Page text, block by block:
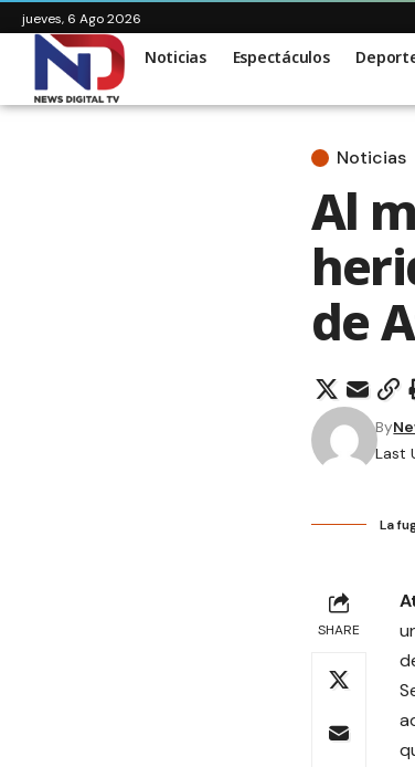
jueves, 6 Ago 2026
Noticias Espectáculos
Noticias
Al
de
Last
By
La
SHARE